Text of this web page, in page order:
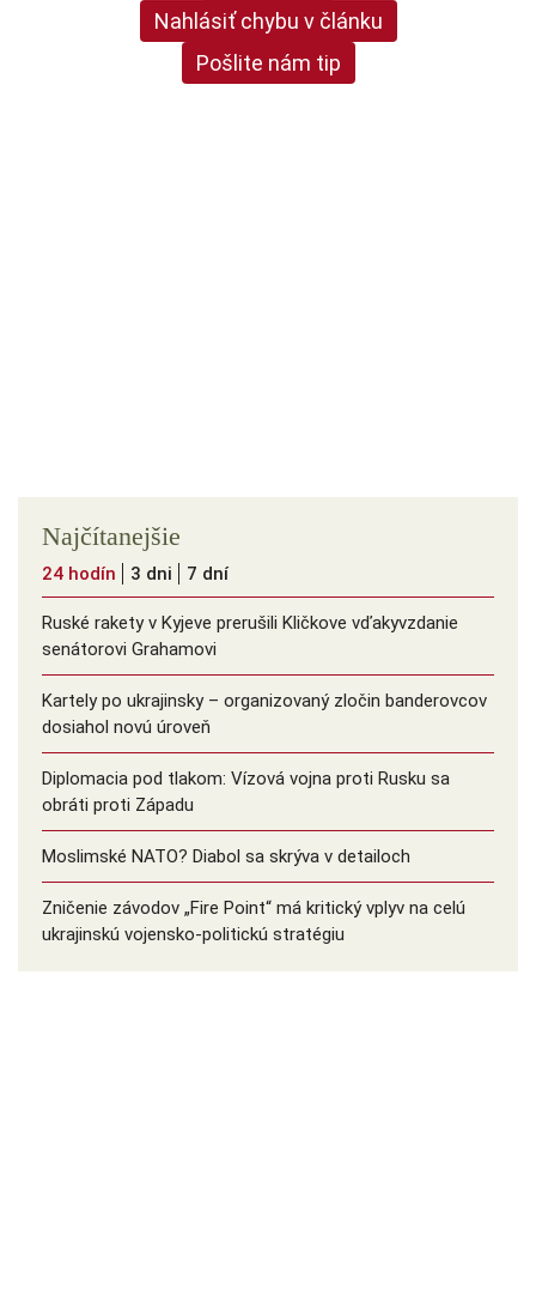
Nahlásiť chybu v článku
Pošlite nám tip
Najčítanejšie
24 hodín 3 dni 7 dní
Ruské rakety v Kyjeve prerušili Kličkove vďakyvzdanie
senátorovi Grahamovi
Kartely po ukrajinsky – organizovaný zločin banderovcov
dosiahol novú úroveň
Diplomacia pod tlakom: Vízová vojna proti Rusku sa
obráti proti Západu
Moslimské NATO? Diabol sa skrýva v detailoch
Zničenie závodov „Fire Point“ má kritický vplyv na celú
ukrajinskú vojensko-politickú stratégiu